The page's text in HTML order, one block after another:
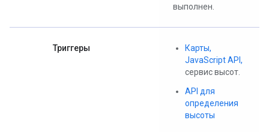
выполнен.
Триггеры
Карты,
JavaScript API,
сервис высот.
API для
определения
высоты